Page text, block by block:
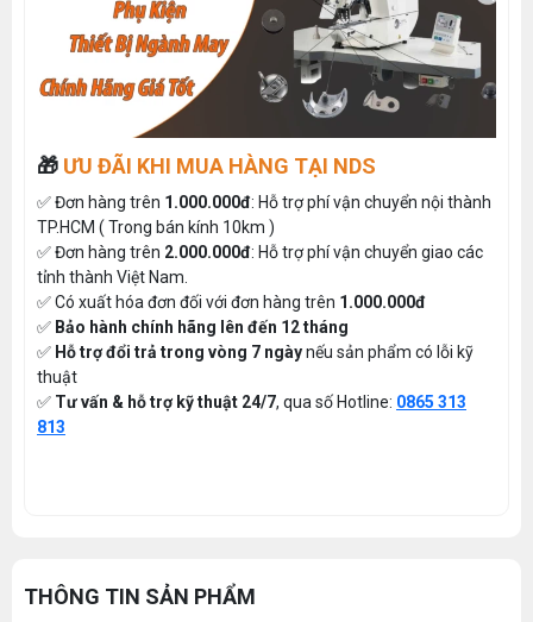
🎁 ƯU ĐÃI KHI MUA HÀNG TẠI NDS
✅ Đơn hàng trên 1.000.000đ: Hỗ trợ phí vận chuyển nội thành
TP.HCM ( Trong bán kính 10km )
✅ Đơn hàng trên 2.000.000đ: Hỗ trợ phí vận chuyển giao các
tỉnh thành Việt Nam.
✅ Có xuất hóa đơn đối với đơn hàng trên 1.000.000đ
✅ Bảo hành chính hãng lên đến 12 tháng
✅ Hỗ trợ đổi trả trong vòng 7 ngàynếu sản phẩm có lỗi kỹ
thuật
✅ Tư vấn & hỗ trợ kỹ thuật 24/7, qua số Hotline: 0865 313
813
THÔNG TIN SẢN PHẨM